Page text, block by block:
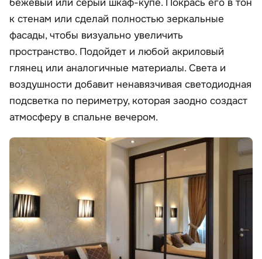
бежевый или серый шкаф-купе. Покрась его в тон
к стенам или сделай полностью зеркальные
фасады, чтобы визуально увеличить
пространство. Подойдет и любой акриловый
глянец или аналогичные материалы. Света и
воздушности добавит ненавязчивая светодиодная
подсветка по периметру, которая заодно создаст
атмосферу в спальне вечером.